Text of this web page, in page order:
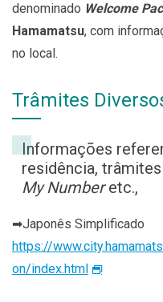
denominado Welcome
Hamamatsu, com
no local.
Trâmites
Informações
residência,
My Numberetc.,
➡Japonês Simplificado
https://
on/index.html